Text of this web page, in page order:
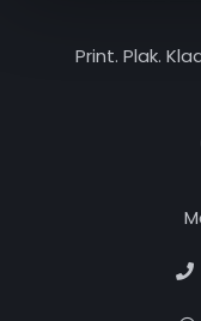
Print. Plak.